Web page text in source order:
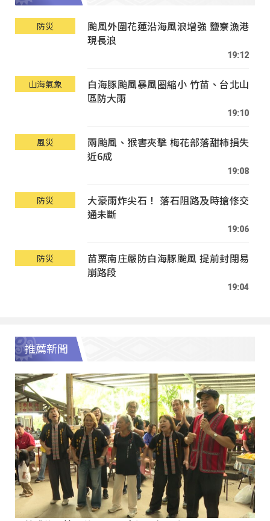
防災
颱風外圍花蓮沿海風浪增強 鹽寮漁港
現長浪
19:12
山海氣象
白海豚颱風暴風圈縮小 竹苗、台北山
區防大雨
19:10
風災
兩颱風、猴害夾擊 梅花部落甜柿損失
近6成
19:08
防災
大豪雨炸尖石！ 落石阻路及時搶修交
通未斷
19:06
防災
苗栗南庄嚴防白海豚颱風 提前封閉易
崩路段
19:04
推薦新聞